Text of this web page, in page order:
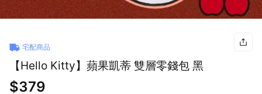
宅配商品
【Hello Kitty】蘋果凱蒂 雙層零錢包 黑
$379